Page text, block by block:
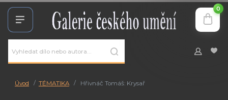
0
Úvod TÉMATIKA Hřivnáč Tomáš: Krysař